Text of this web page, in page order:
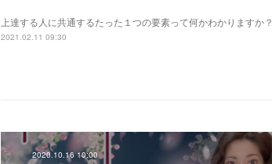
上達する人に共通するたった１つの要素って何かわかりますか？
2021.02.11 09:30
2020.10.16 10:00